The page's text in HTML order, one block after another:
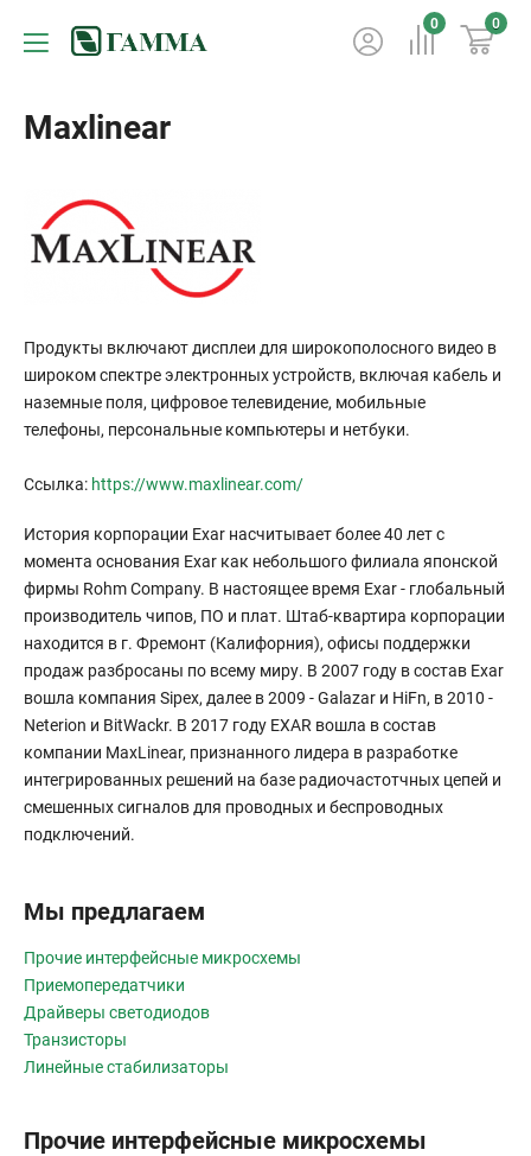
0 0
Maxlinear
Продукты включают дисплеи для широкополосного видео в
широком спектре электронных устройств, включая кабель и
наземные поля, цифровое телевидение, мобильные
телефоны, персональные компьютеры и нетбуки.
Ссылка: https://www.maxlinear.com/
История корпорации Exar насчитывает более 40 лет с
момента основания Exar как небольшого филиала японской
фирмы Rohm Company. В настоящее время Exar - глобальный
производитель чипов, ПО и плат. Штаб-квартира корпорации
находится в г. Фремонт (Калифорния), офисы поддержки
продаж разбросаны по всему миру. В 2007 году в состав Exar
вошла компания Sipex, далее в 2009 - Galazar и HiFn, в 2010 -
Neterion и BitWackr. В 2017 году EXAR вошла в состав
компании MaxLinear, признанного лидера в разработке
интегрированных решений на базе радиочастотчных цепей и
смешенных сигналов для проводных и беспроводных
подключений.
Мы предлагаем
Прочие интерфейсные микросхемы
Приемопередатчики
Драйверы светодиодов
Транзисторы
Линейные стабилизаторы
Прочие интерфейсные микросхемы